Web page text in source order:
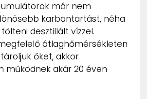
már nem
karbantartást, néha
desztillált vízzel.
átlaghőmérsékleten
őket, akkor
működnek akár 20 éven